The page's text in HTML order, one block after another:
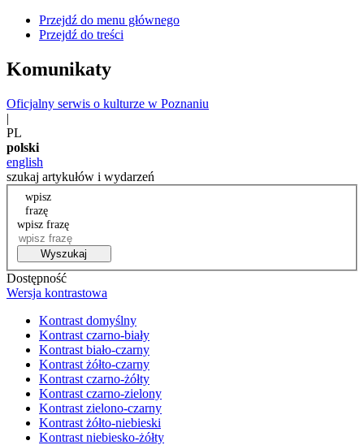
Przejdź do menu głównego
Przejdź do treści
Komunikaty
Oficjalny serwis o kulturze w Poznaniu
|
PL
polski
english
szukaj artykułów i wydarzeń
wpisz
frazę
wpisz frazę
Wyszukaj
Dostępność
Wersja kontrastowa
Kontrast domyślny
Kontrast czarno-biały
Kontrast biało-czarny
Kontrast żółto-czarny
Kontrast czarno-żółty
Kontrast czarno-zielony
Kontrast zielono-czarny
Kontrast żółto-niebieski
Kontrast niebiesko-żółty